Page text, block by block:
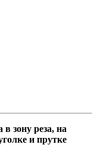
зону реза, на
и прутке